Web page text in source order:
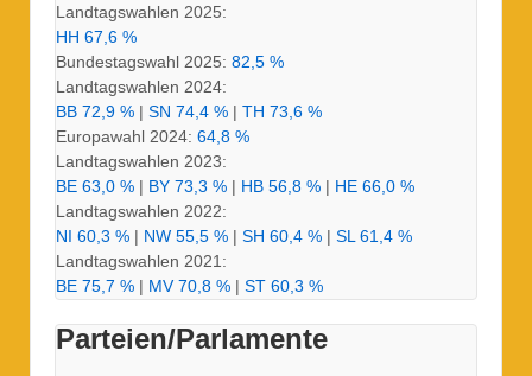
Landtagswahlen 2025:
HH 67,6 %
Bundestagswahl 2025: 82,5 %
Landtagswahlen 2024:
BB 72,9 % | SN 74,4 % | TH 73,6 %
Europawahl 2024: 64,8 %
Landtagswahlen 2023:
BE 63,0 % | BY 73,3 % | HB 56,8 % | HE 66,0 %
Landtagswahlen 2022:
NI 60,3 % | NW 55,5 % | SH 60,4 % | SL 61,4 %
Landtagswahlen 2021:
BE 75,7 % | MV 70,8 % | ST 60,3 %
Parteien/Parlamente